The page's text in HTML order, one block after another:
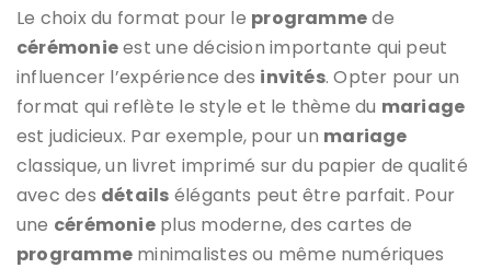
Le choix du format pour le programmede
cérémonieest une décision importante qui peut
influencer l’expérience des invités. Opter pour un
format qui reflète le style et le thème du mariage
est judicieux. Par exemple, pour un mariage
classique, un livret imprimé sur du papier de qualité
avec des détails élégants peut être parfait. Pour
une cérémonieplus moderne, des cartes de
programme minimalistes ou même numériques